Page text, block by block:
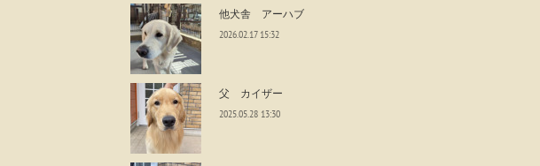
他犬舎 アーハブ
2026.02.17 15:32
父 カイザー
2025.05.28 13:30